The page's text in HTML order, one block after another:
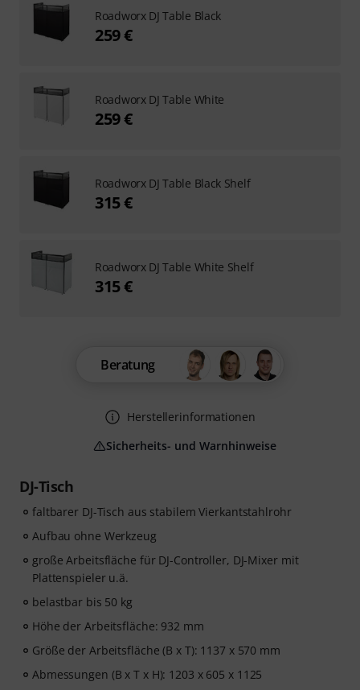
DJ-Tisch
faltbarer DJ-Tisch aus stabilem Vierkantstahlrohr
Aufbau ohne Werkzeug
große Arbeitsfläche für DJ-Controller, DJ-Mixer mit
Plattenspieler u.ä.
belastbar bis 50 kg
Höhe der Arbeitsfläche: 932 mm
Größe der Arbeitsfläche (B x T): 1137 x 570 mm
Abmessungen (B x T x H): 1203 x 605 x 1125
Beratung
Herstellerinformationen
Sicherheits- und Warnhinweise
Roadworx DJ Table Black
259 €
Roadworx DJ Table White
259 €
Roadworx DJ Table Black Shelf
315 €
Roadworx DJ Table White Shelf
315 €